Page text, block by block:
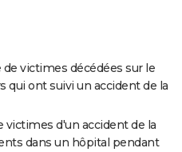
victimes décédées sur le
qui ont suivi un accident de la
victimes d'un accident de la
dans un hôpital pendant